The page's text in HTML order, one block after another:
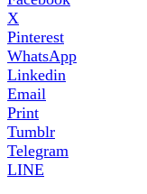
X
Pinterest
WhatsApp
Linkedin
Email
Print
Tumblr
Telegram
LINE